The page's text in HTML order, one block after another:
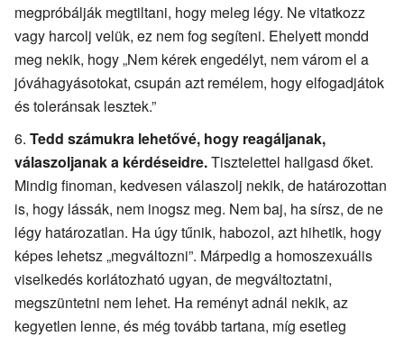
megpróbálják megtiltani, hogy meleg légy. Ne vitatkozz
vagy harcolj velük, ez nem fog segíteni. Ehelyett mondd
meg nekik, hogy „Nem kérek engedélyt, nem várom el a
jóváhagyásotokat, csupán azt remélem, hogy elfogadjátok
és toleránsak lesztek.”
Tedd számukra lehetővé, hogy reagáljanak,
válaszoljanak a kérdéseidre.Tisztelettel hallgasd őket.
Mindig finoman, kedvesen válaszolj nekik, de határozottan
is, hogy lássák, nem inogsz meg. Nem baj, ha sírsz, de ne
légy határozatlan. Ha úgy tűnik, habozol, azt hihetik, hogy
képes lehetsz „megváltozni”. Márpedig a homoszexuális
viselkedés korlátozható ugyan, de megváltoztatni,
megszüntetni nem lehet. Ha reményt adnál nekik, az
kegyetlen lenne, és még tovább tartana, míg esetleg